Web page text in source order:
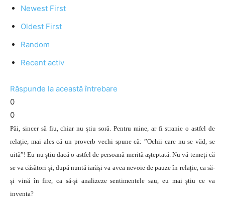
Newest First
Oldest First
Random
Recent activ
Răspunde la această întrebare
0
0
Păi, sincer să fiu, chiar nu știu soră. Pentru mine, ar fi stranie o astfel de
relație, mai ales că un proverb vechi spune că: ”Ochii care nu se văd, se
uită”! Eu nu știu dacă o astfel de persoană merită așteptată. Nu vă temeți că
se va căsători și, după nuntă iarăși va avea nevoie de pauze în relație, ca să-
și vină în fire, ca să-și analizeze sentimentele sau, eu mai știu ce va
inventa?